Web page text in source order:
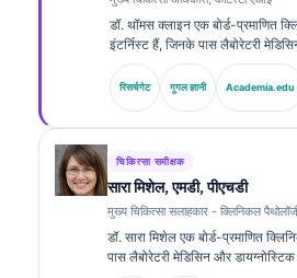
डॉ. थॉमस क्लाइन एक बोर्ड-प्रमाणित
इंटर्निस्ट हैं, जिनके पास लैबोरेटरी
क्लिनिकल विश्लेषण में 15 से अधिक
में मुख्य चिकित्सा अधिकारी के रूप में, वे
चिकित्सा सटीकता पर क्लिनिकल
रिसर्चगेट गूगल ज्ञानी Academia.edu
चिकित्सा समीक्षक
सारा मिशेल, एमडी, पीएचडी
मुख्य चिकित्सा सलाहकार - क्लिनिकल
डॉ. सारा मिशेल एक बोर्ड-प्रमाणित
पास लैबोरेटरी मेडिसिन और